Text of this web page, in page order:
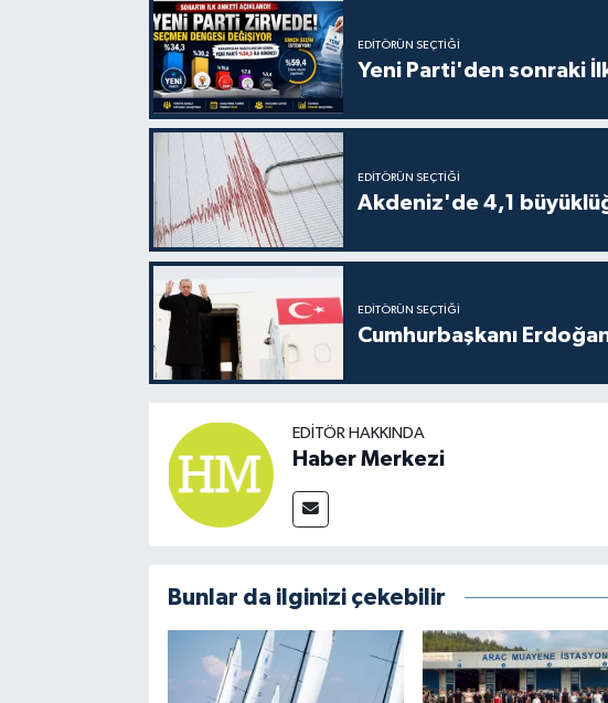
EDITÖRÜN SEÇTIĞI
Yeni Parti'den sonraki
EDITÖRÜN SEÇTIĞI
Akdeniz'de 4,1
EDITÖRÜN SEÇTIĞI
Cumhurbaşkanı
EDITÖR HAKKINDA
Haber Merkezi
Bunlar da ilginizi çekebilir